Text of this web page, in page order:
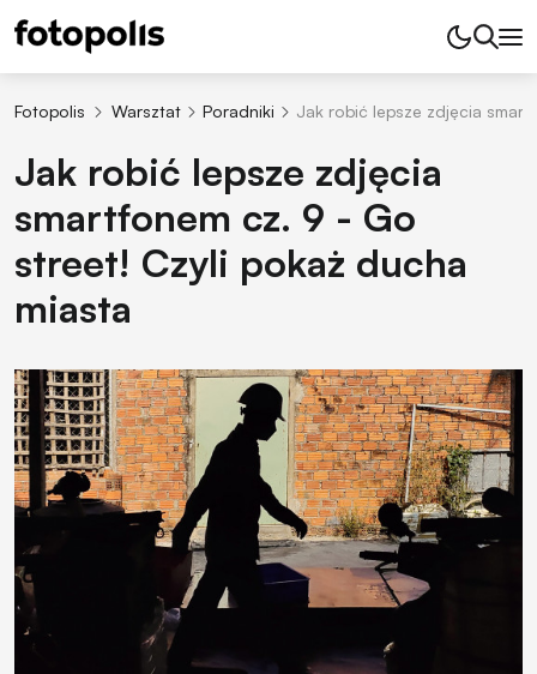
Fotopolis Warsztat Poradniki Jak robić lepsze zdjęcia
Jak robić lepsze zdjęcia
smartfonem cz. 9 - Go
street! Czyli pokaż ducha
miasta